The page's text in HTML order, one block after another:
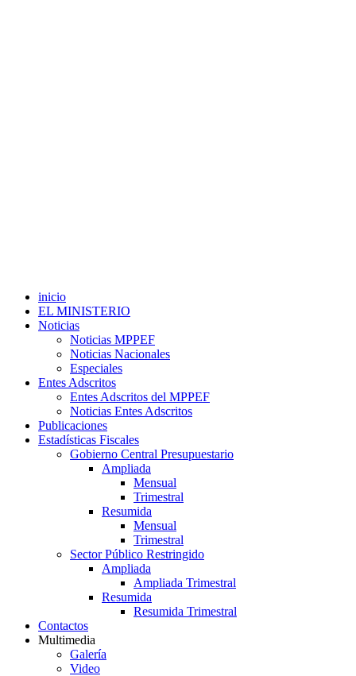
inicio
EL MINISTERIO
Noticias
Noticias MPPEF
Noticias Nacionales
Especiales
Entes Adscritos
Entes Adscritos del MPPEF
Noticias Entes Adscritos
Publicaciones
Estadísticas Fiscales
Gobierno Central Presupuestario
Ampliada
Mensual
Trimestral
Resumida
Mensual
Trimestral
Sector Público Restringido
Ampliada
Ampliada Trimestral
Resumida
Resumida Trimestral
Contactos
Multimedia
Galería
Video